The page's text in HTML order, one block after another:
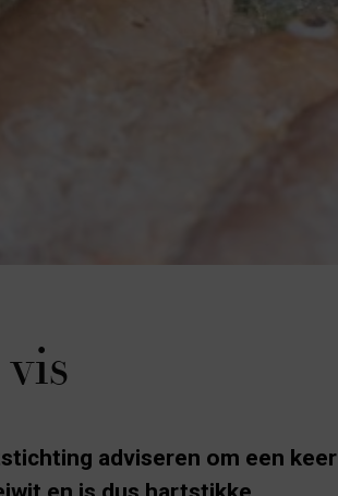
vis
adviseren om een keer